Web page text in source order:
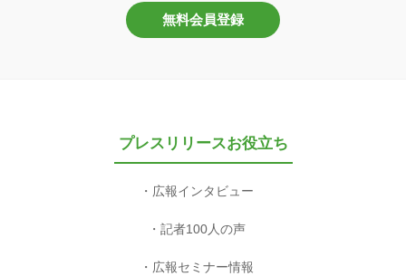
無料会員登録
プレスリリースお役立ち
広報インタビュー
記者100人の声
広報セミナー情報